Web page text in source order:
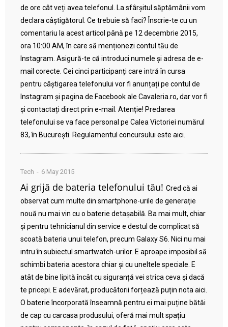
de ore cât veți avea telefonul. La sfârșitul săptămânii vom
declara câștigătorul. Ce trebuie să faci? Înscrie-te cu un
comentariu la acest articol până pe 12 decembrie 2015,
ora 10:00 AM, în care să menționezi contul tău de
Instagram. Asigură-te că introduci numele și adresa de e-
mail corecte. Cei cinci participanți care intră în cursa
pentru câștigarea telefonului vor fi anunțați pe contul de
Instagram și pagina de Facebook ale Cavaleria.ro, dar vor fi
și contactați direct prin e-mail. Atenție! Predarea
telefonului se va face personal pe Calea Victoriei numărul
83, în București. Regulamentul concursului este aici.
Tech 6 May 2015
Ai grijă de bateria telefonului tău! Cred că ai
observat cum multe din smartphone-urile de generație
nouă nu mai vin cu o baterie detașabilă. Ba mai mult, chiar
și pentru tehnicianul din service e destul de complicat să
scoată bateria unui telefon, precum Galaxy S6. Nici nu mai
intru în subiectul smartwatch-urilor. E aproape imposibil să
schimbi bateria acestora chiar și cu uneltele speciale. E
atât de bine lipită încât cu siguranță vei strica ceva și dacă
te pricepi. E adevărat, producătorii forțează puțin nota aici.
O baterie încorporată înseamnă pentru ei mai puține bătăi
de cap cu carcasa produsului, oferă mai mult spațiu